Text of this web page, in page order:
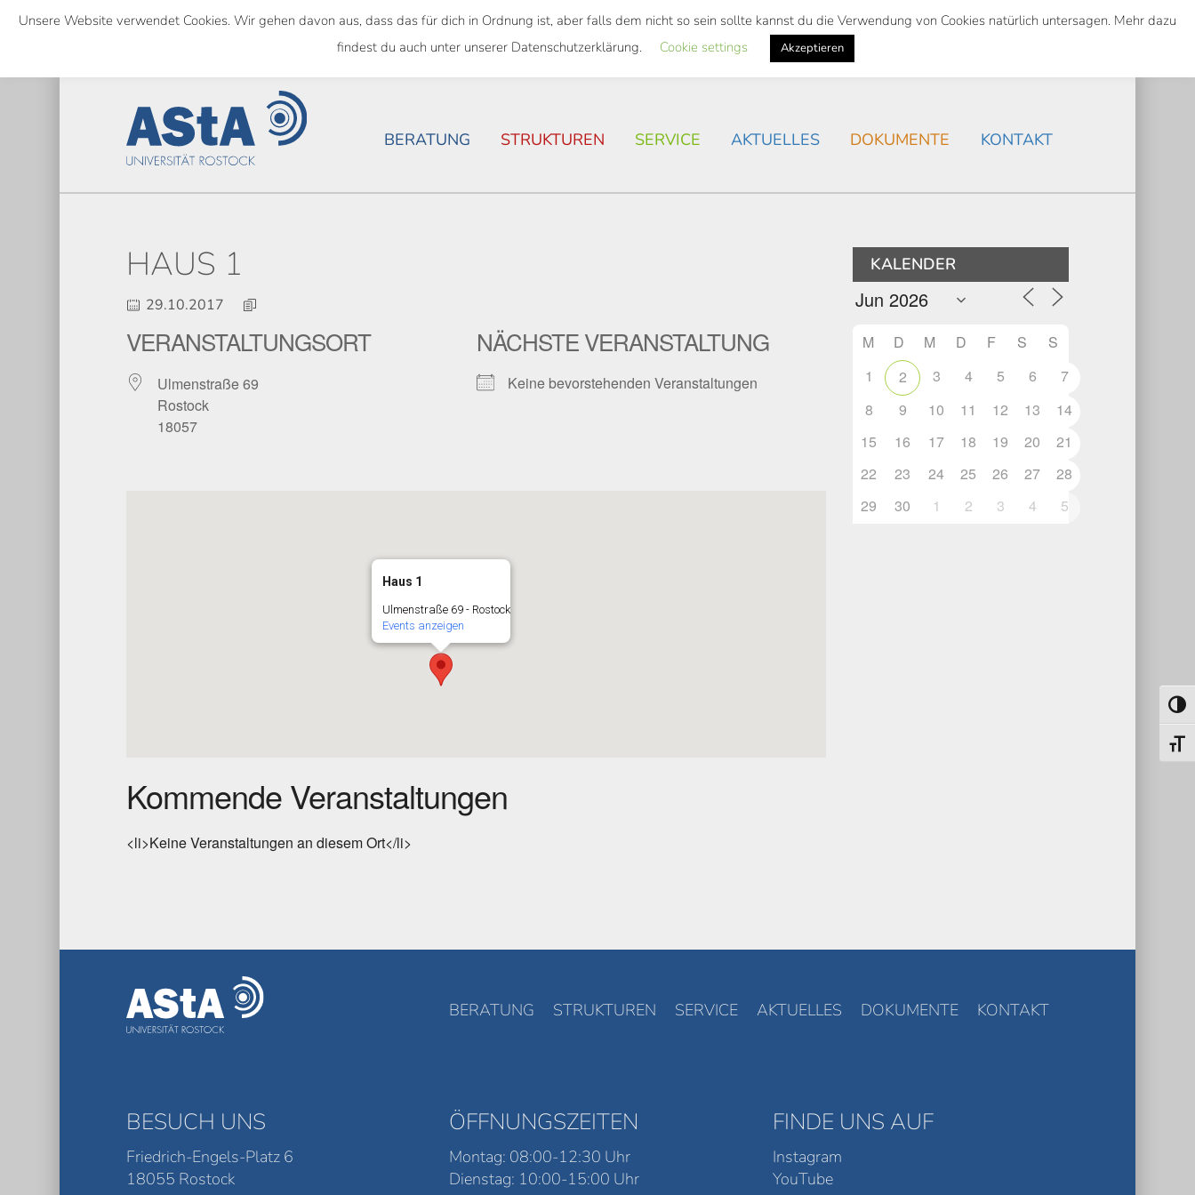
Skip
content
Suche
Search
SEMESTERTICKET ALS BUNDESWEITES TICKET AKTUELLES
BERATUNG STRUKTUREN SERVICE AKTUELLES DOKUMENTE KONTAKT
HAUS 1
29.10.2017
VERANSTALTUNGSORT
Ulmenstraße 69
Rostock
18057
NÄCHSTE VERANSTALTUNG
Keine bevorstehenden Veranstaltungen
Haus 1
Ulmenstraße 69 - Rostock
Events anzeigen
Kommende Veranstaltungen
<li>Keine Veranstaltungen an diesem Ort</li>
KALENDER
M D M D F S
S
1
2 3 4 5 6
7
8
9 10 11 12 13
14
15
16 17 18 19 20
21
22
23 24 25 26 27
28
29
30 1 2 3 4 5
BERATUNG STRUKTUREN SERVICE AKTUELLES DOKUMENTE KONTAKT
BESUCH UNS
Friedrich-Engels-Platz 6
18055 Rostock
ÖFFNUNGSZEITEN
Montag: 08:00-12:30 Uhr
Dienstag: 10:00-15:00 Uhr
FINDE UNS AUF
Instagram
YouTube
Unsere Website verwendet Cookies. Wir gehen davon aus, dass das für dich in Ordnung ist, aber falls dem nicht so sein sollte kannst du die Verwendung von Cookies natürlich untersagen. Mehr dazu
findest du auch unter unserer Datenschutzerklärung.
Cookie settings Akzeptieren